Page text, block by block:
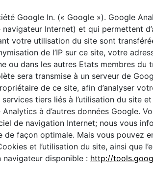
Google In. (« Google »). Google
Internet) et qui permettent
votre utilisation du site sont
de l’IP sur ce site, votre
ou dans les autres Etats membres du
sera transmise à un serveur de
de ce site, afin d’analyser
tiers liés à l’utilisation du site
à d’autres données Google.
de navigation Internet; nous vous
façon optimale. Mais vous pouvez
et l’utilisation du site, ainsi que
navigateur disponible : http://